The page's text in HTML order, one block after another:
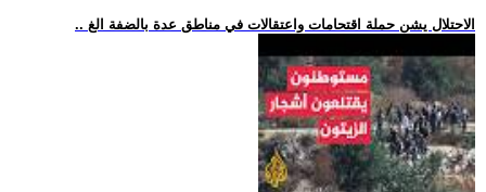
.. الاحتلال يشن حملة اقتحامات واعتقالات في مناطق عدة بالضفة الغ